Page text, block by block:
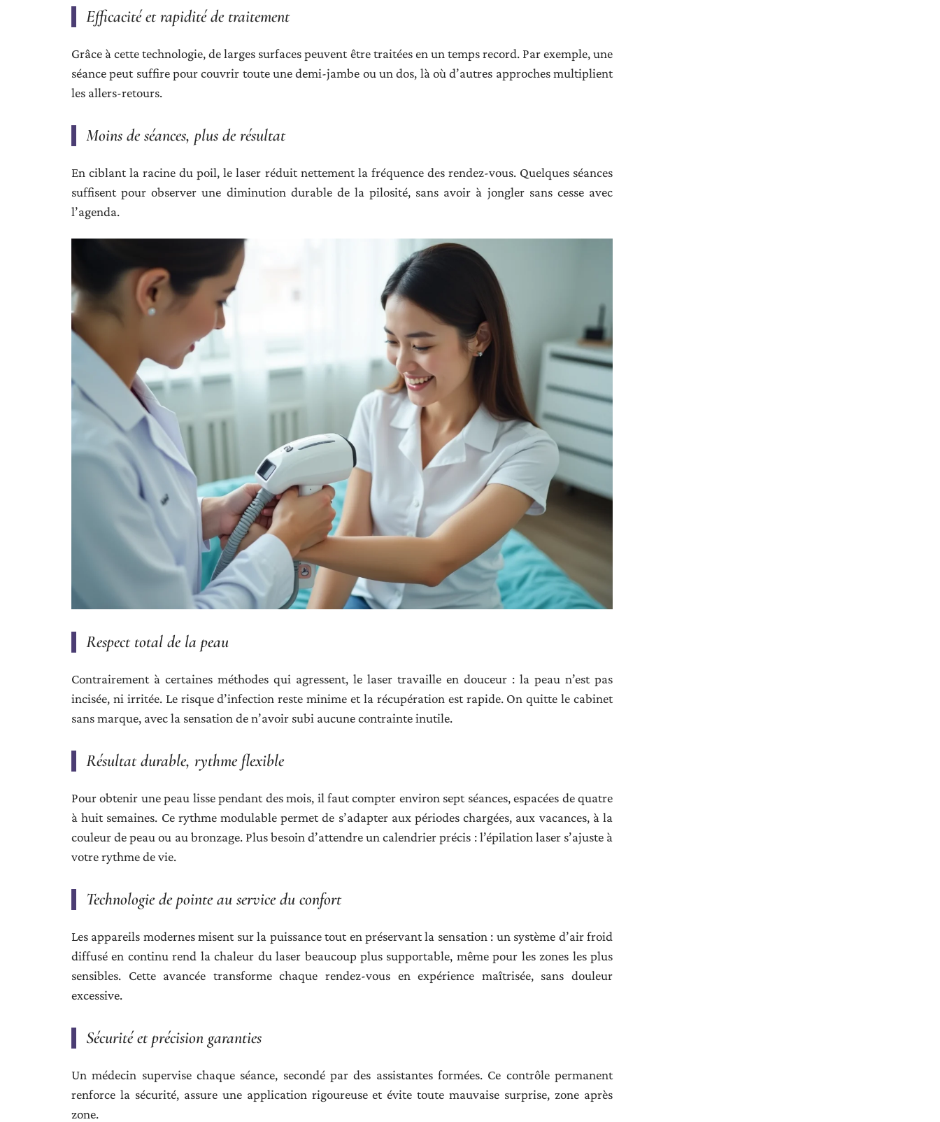
Efficacité et rapidité de traitement
Grâce à cette technologie, de larges surfaces peuvent être traitées en un temps record. Par exemple, une
séance peut suffire pour couvrir toute une demi-jambe ou un dos, là où d’autres approches multiplient
les allers-retours.
Moins de séances, plus de résultat
En ciblant la racine du poil, le laser réduit nettement la fréquence des rendez-vous. Quelques séances
suffisent pour observer une diminution durable de la pilosité, sans avoir à jongler sans cesse avec
l’agenda.
Respect total de la peau
Contrairement à certaines méthodes qui agressent, le laser travaille en douceur : la peau n’est pas
incisée, ni irritée. Le risque d’infection reste minime et la récupération est rapide. On quitte le cabinet
sans marque, avec la sensation de n’avoir subi aucune contrainte inutile.
Résultat durable, rythme flexible
Pour obtenir une peau lisse pendant des mois, il faut compter environ sept séances, espacées de quatre
à huit semaines. Ce rythme modulable permet de s’adapter aux périodes chargées, aux vacances, à la
couleur de peau ou au bronzage. Plus besoin d’attendre un calendrier précis : l’épilation laser s’ajuste à
votre rythme de vie.
Technologie de pointe au service du confort
Les appareils modernes misent sur la puissance tout en préservant la sensation : un système d’air froid
diffusé en continu rend la chaleur du laser beaucoup plus supportable, même pour les zones les plus
sensibles. Cette avancée transforme chaque rendez-vous en expérience maîtrisée, sans douleur
excessive.
Sécurité et précision garanties
Un médecin supervise chaque séance, secondé par des assistantes formées. Ce contrôle permanent
renforce la sécurité, assure une application rigoureuse et évite toute mauvaise surprise, zone après
zone.